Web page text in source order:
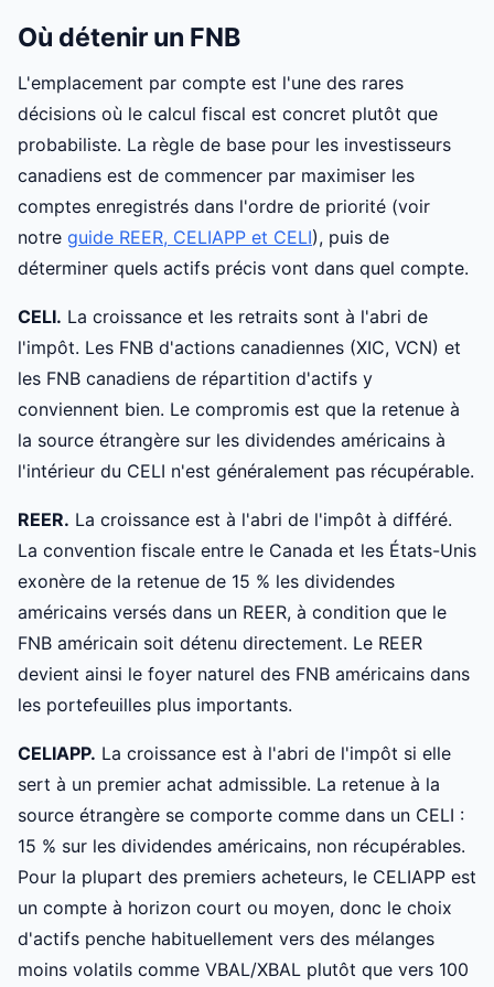
Où détenir un FNB
L'emplacement par compte est l'une des rares
décisions où le calcul fiscal est concret plutôt que
probabiliste. La règle de base pour les investisseurs
canadiens est de commencer par maximiser les
comptes enregistrés dans l'ordre de priorité (voir
notre guide REER, CELIAPP et CELI), puis de
déterminer quels actifs précis vont dans quel compte.
CELI. La croissance et les retraits sont à l'abri de
l'impôt. Les FNB d'actions canadiennes (XIC, VCN) et
les FNB canadiens de répartition d'actifs y
conviennent bien. Le compromis est que la retenue à
la source étrangère sur les dividendes américains à
l'intérieur du CELI n'est généralement pas récupérable.
REER. La croissance est à l'abri de l'impôt à différé.
La convention fiscale entre le Canada et les États-Unis
exonère de la retenue de 15 % les dividendes
américains versés dans un REER, à condition que le
FNB américain soit détenu directement. Le REER
devient ainsi le foyer naturel des FNB américains dans
les portefeuilles plus importants.
CELIAPP. La croissance est à l'abri de l'impôt si elle
sert à un premier achat admissible. La retenue à la
source étrangère se comporte comme dans un CELI :
15 % sur les dividendes américains, non récupérables.
Pour la plupart des premiers acheteurs, le CELIAPP est
un compte à horizon court ou moyen, donc le choix
d'actifs penche habituellement vers des mélanges
moins volatils comme VBAL/XBAL plutôt que vers 100